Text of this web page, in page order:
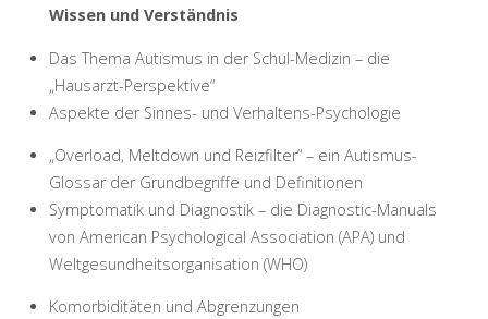
Wissen und Verständnis
Das Thema Autismus in der Schul-Medizin – die
„Hausarzt-Perspektive“
Aspekte der Sinnes- und Verhaltens-Psychologie
„Overload, Meltdown und Reizfilter“ – ein Autismus-
Glossar der Grundbegriffe und Definitionen
Symptomatik und Diagnostik – die Diagnostic-Manuals
von American Psychological Association (APA) und
Weltgesundheitsorganisation (WHO)
Komorbiditäten und Abgrenzungen